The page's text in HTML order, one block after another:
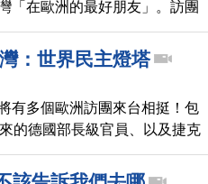
「在歐洲的最好朋友」。訪團
及捷克安全情報局長、網路與
表示，所有歐洲國家都發現，
確定性跟風險。
：世界民主燈塔
有多個歐洲訪團來台相挺！包
的德國部長級官員、以及捷克
大訪台團，搭政府專機來台。
。台英國會小組訪問團主席史